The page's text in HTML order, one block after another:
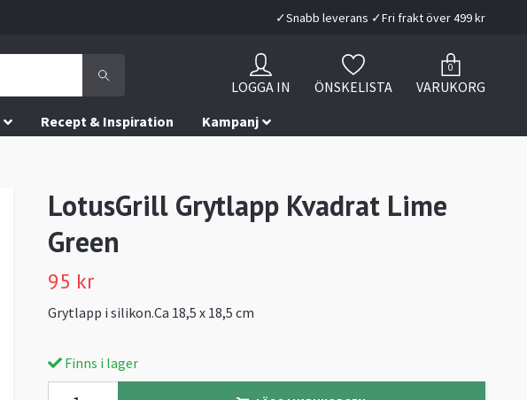
✓Snabb leverans ✓Fri frakt över 499 kr
LOGGA IN ÖNSKELISTA
0
VARUKORG
Recept & Inspiration Kampanj
LotusGrill Grytlapp Kvadrat Lime
Green
95 kr
Grytlapp i silikon.Ca 18,5 x 18,5 cm
Finns i lager